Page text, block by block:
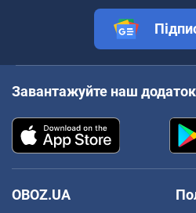
Завантажуйте наш додаток
OBOZ.UA